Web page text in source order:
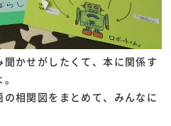
かせがしたくて、本に関係す
相関図をまとめて、みんなに